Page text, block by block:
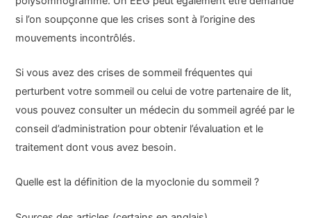
si l’on soupçonne que les crises sont à l’origine des
mouvements incontrôlés.
Si vous avez des crises de sommeil fréquentes qui
perturbent votre sommeil ou celui de votre partenaire de lit,
vous pouvez consulter un médecin du sommeil agréé par le
conseil d’administration pour obtenir l’évaluation et le
traitement dont vous avez besoin.
Quelle est la définition de la myoclonie du sommeil ?